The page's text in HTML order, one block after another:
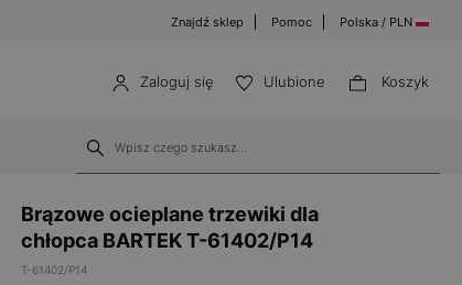
Znajdź sklep Pomoc Polska / PLN
Zaloguj się Ulubione Koszyk
Brązowe ocieplane trzewiki dla
chłopca BARTEK T-61402/P14
T-61402/P14